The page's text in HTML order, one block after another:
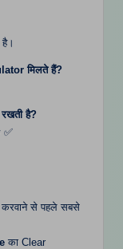
मिलते हैं?
है?
✅
से पहले सबसे
का Clear